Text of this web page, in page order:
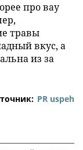
про вау
травы
вкус, а
из за
PR uspeh